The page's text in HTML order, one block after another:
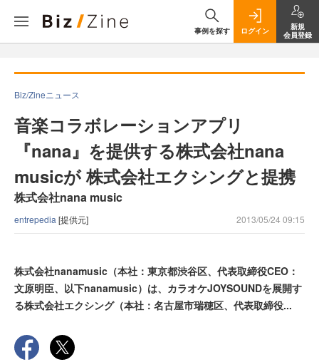
事例を探す ログイン
新規
会員登録
Biz/Zineニュース
音楽コラボレーションアプリ
『nana』を提供する株式会社nana
musicが 株式会社エクシングと提携
株式会社nana music
entrepedia [提供元] 2013/05/24 09:15
株式会社nanamusic（本社：東京都渋谷区、代表取締役CEO：
文原明臣、以下nanamusic）は、カラオケJOYSOUNDを展開す
る株式会社エクシング（本社：名古屋市瑞穂区、代表取締役...